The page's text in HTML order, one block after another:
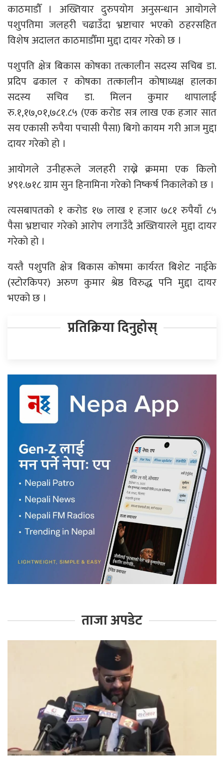
काठमाडाैँ । अख्तियार दुरुपयोग अनुसन्धान आयोगले
पशुपतिमा जलहरी चढाउँदा भ्रष्टाचार भएको ठहरसहित
विशेष अदालत काठमाडौँमा मुद्दा दायर गरेको छ ।
पशुपति क्षेत्र बिकास कोषका तत्कालीन सदस्य सचिब डा.
प्रदिप ढकाल र कोषका तत्कालीन कोषाध्यक्ष हालका
सदस्य सचिव डा. मिलन कुमार थापालाई
रु.१,१७,०१,७८१.८५ (एक करोड सत्र लाख एक हजार सात
सय एकासी रुपैया पचासी पैसा) बिगो कायम गरी आज मुद्दा
दायर गरेको हो ।
आयोगले उनीहरूले जलहरी राख्ने क्रममा एक किलो
४९१.७१८ ग्राम सुन हिनामिना गरेको निष्कर्ष निकालेको छ ।
त्यसबापतको १ करोड १७ लाख १ हजार ७८१ रुपैयाँ ८५
पैसा भ्रष्टाचार गरेको आरोप लगाउँदै अख्तियारले मुद्दा दायर
गरेको हो ।
यस्तै पशुपति क्षेत्र बिकास कोषमा कार्यरत बिशेट नाईके
(स्टोरकिपर) अरुण कुमार श्रेष्ठ विरुद्ध पनि मुद्दा दायर
भएको छ ।
प्रतिक्रिया दिनुहोस्
ताजा अपडेट